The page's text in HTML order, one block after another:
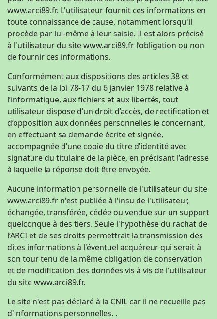
www.arci89.fr. L'utilisateur fournit ces informations en
toute connaissance de cause, notamment lorsqu'il
procède par lui-même à leur saisie. Il est alors précisé
à l'utilisateur du site www.arci89.fr l’obligation ou non
de fournir ces informations.
Conformément aux dispositions des articles 38 et
suivants de la loi 78-17 du 6 janvier 1978 relative à
l’informatique, aux fichiers et aux libertés, tout
utilisateur dispose d’un droit d’accès, de rectification et
d’opposition aux données personnelles le concernant,
en effectuant sa demande écrite et signée,
accompagnée d’une copie du titre d’identité avec
signature du titulaire de la pièce, en précisant l’adresse
à laquelle la réponse doit être envoyée.
Aucune information personnelle de l'utilisateur du site
www.arci89.fr n'est publiée à l'insu de l'utilisateur,
échangée, transférée, cédée ou vendue sur un support
quelconque à des tiers. Seule l'hypothèse du rachat de
l’ARCI et de ses droits permettrait la transmission des
dites informations à l'éventuel acquéreur qui serait à
son tour tenu de la même obligation de conservation
et de modification des données vis à vis de l'utilisateur
du site www.arci89.fr.
Le site n'est pas déclaré à la CNIL car il ne recueille pas
d'informations personnelles. .